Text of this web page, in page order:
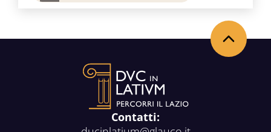
Contatti:
Torna in alto